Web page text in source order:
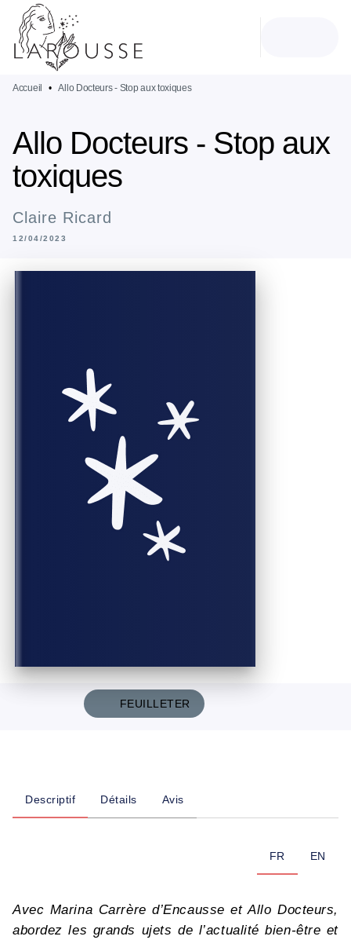
MENU
PIED DE PAGE
Accueil • Allo Docteurs - Stop aux toxiques
Allo Docteurs - Stop aux
toxiques
Claire Ricard
12/04/2023
FEUILLETER
Descriptif Détails Avis
FR EN
Avec Marina Carrère d’Encausse et Allo Docteurs,
abordez les grands ujets de l’actualité bien-être et